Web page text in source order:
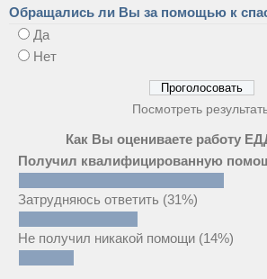
Обращались ли Вы за помощью к
Да
Нет
Посмотреть
Как Вы оцениваете работу
Получил квалифицированную
Затрудняюсь ответить (31%)
Не получил никакой помощи (14%)